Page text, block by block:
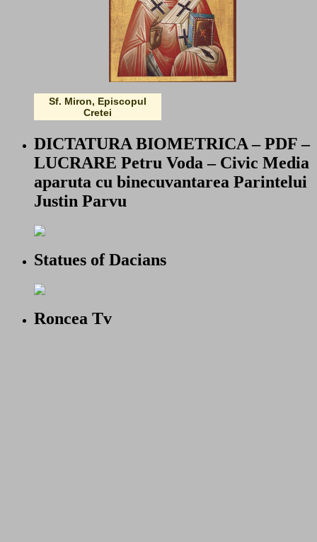
Sf. Miron, Episcopul
Cretei
DICTATURA BIOMETRICA – PDF –
LUCRARE Petru Voda – Civic Media
aparuta cu binecuvantarea Parintelui
Justin Parvu
Statues of Dacians
Roncea Tv